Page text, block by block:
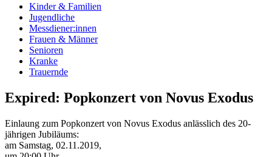
Kinder & Familien
Jugendliche
Messdiener:innen
Frauen & Männer
Senioren
Kranke
Trauernde
Expired: Popkonzert von Novus Exodus
Einlaung zum Popkonzert von Novus Exodus anlässlich des 20-
jährigen Jubiläums:
am Samstag, 02.11.2019,